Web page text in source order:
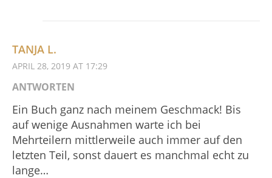
TANJA L.
APRIL 28, 2019 AT 17:29
ANTWORTEN
Ein Buch ganz nach meinem Geschmack! Bis
auf wenige Ausnahmen warte ich bei
Mehrteilern mittlerweile auch immer auf den
letzten Teil, sonst dauert es manchmal echt zu
lange…